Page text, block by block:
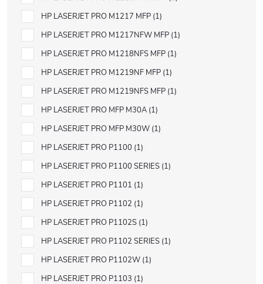
HP LASERJET PRO M1217 MFP 1
HP LASERJET PRO M1217NFW MFP 1
HP LASERJET PRO M1218NFS MFP 1
HP LASERJET PRO M1219NF MFP 1
HP LASERJET PRO M1219NFS MFP 1
HP LASERJET PRO MFP M30A 1
HP LASERJET PRO MFP M30W 1
HP LASERJET PRO P1100 1
HP LASERJET PRO P1100 SERIES 1
HP LASERJET PRO P1101 1
HP LASERJET PRO P1102 1
HP LASERJET PRO P1102S 1
HP LASERJET PRO P1102 SERIES 1
HP LASERJET PRO P1102W 1
HP LASERJET PRO P1103 1